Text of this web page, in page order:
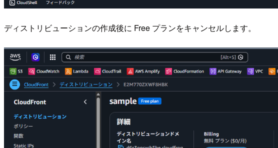
ディストリビューションの作成後に Free プランをキャンセルします。